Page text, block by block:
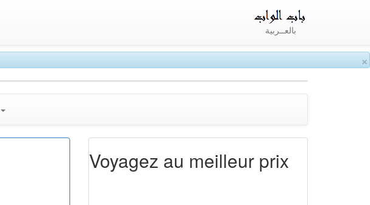
×
بالعــربية
Voyagez au meilleur prix